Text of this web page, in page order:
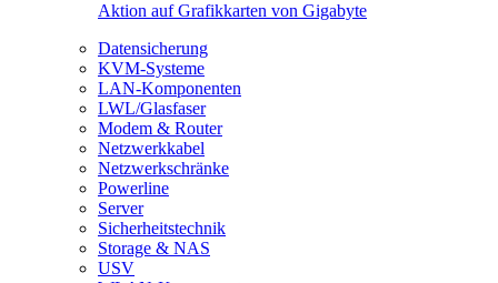
Aktion auf Grafikkarten von Gigabyte
Datensicherung
KVM-Systeme
LAN-Komponenten
LWL/Glasfaser
Modem & Router
Netzwerkkabel
Netzwerkschränke
Powerline
Server
Sicherheitstechnik
Storage & NAS
USV